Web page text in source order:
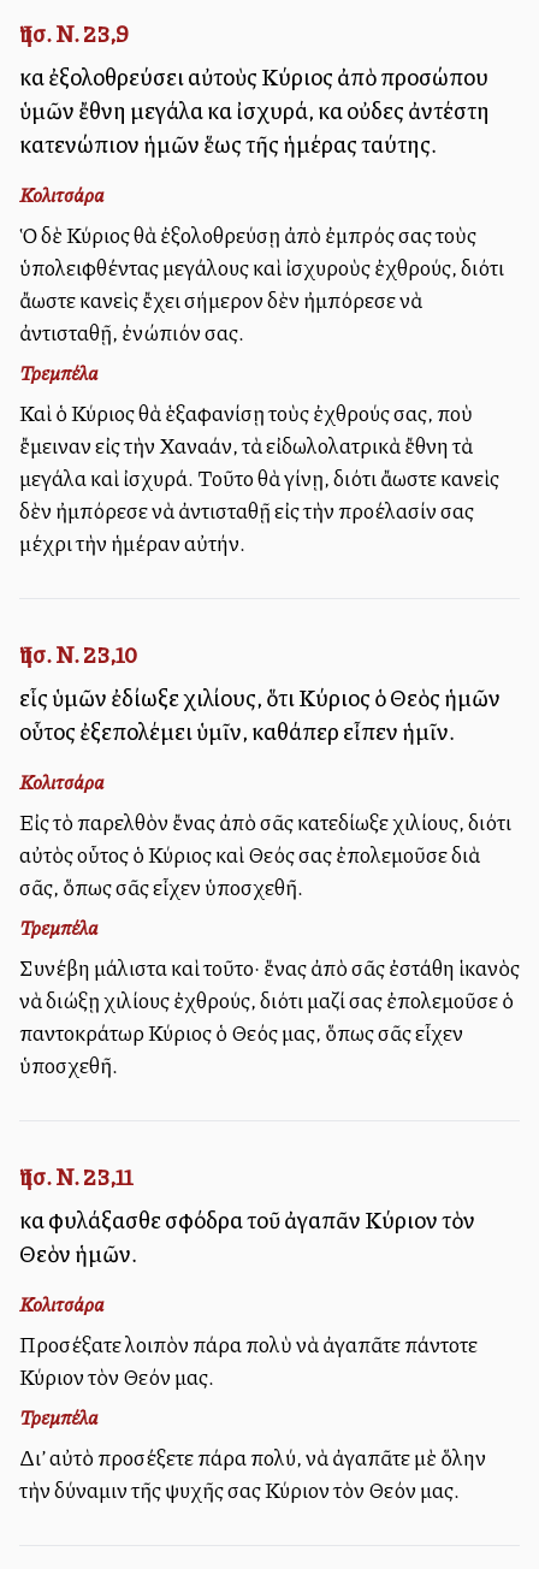
Ἰησ. Ν. 23,9
καὶ ἐξολοθρεύσει αὐτοὺς Κύριος ἀπὸ προσώπου
ὑμῶν ἔθνη μεγάλα καὶ ἰσχυρά, καὶ οὐδεὶς ἀντέστη
κατενώπιον ἡμῶν ἕως τῆς ἡμέρας ταύτης.
Κολιτσάρα
Ὁ δὲ Κύριος θὰ ἐξολοθρεύσῃ ἀπὸ ἐμπρός σας τοὺς
ὑπολειφθέντας μεγάλους καὶ ἰσχυροὺς ἐχθρούς, διότι
ἄλλωστε κανεὶς ἔχει σήμερον δὲν ἠμπόρεσε νὰ
ἀντισταθῇ, ἐνώπιόν σας.
Τρεμπέλα
Καὶ ὁ Κύριος θὰ ἑξαφανίσῃ τοὺς ἐχθρούς σας, ποὺ
ἔμειναν εἰς τὴν Χαναάν, τὰ εἰδωλολατρικὰ ἔθνη τὰ
μεγάλα καὶ ἰσχυρά. Τοῦτο θὰ γίνῃ, διότι ἄλλωστε κανεὶς
δὲν ἠμπόρεσε νὰ ἀντισταθῇ εἰς τὴν προέλασίν σας
μέχρι τὴν ἡμέραν αὐτήν.
Ἰησ. Ν. 23,10
εἷς ὑμῶν ἐδίωξε χιλίους, ὅτι Κύριος ὁ Θεὸς ἡμῶν
οὗτος ἐξεπολέμει ὑμῖν, καθάπερ εἶπεν ἡμῖν.
Κολιτσάρα
Εἰς τὸ παρελθὸν ἔνας ἀπὸ σᾶς κατεδίωξε χιλίους, διότι
αὐτὸς οὗτος ὁ Κύριος καὶ Θεός σας ἐπολεμοῦσε διὰ
σᾶς, ὅπως σᾶς εἶχεν ὑποσχεθῆ.
Τρεμπέλα
Συνέβη μάλιστα καὶ τοῦτο· ἕνας ἀπὸ σᾶς ἐστάθη ἱκανὸς
νὰ διώξῃ χιλίους ἐχθρούς, διότι μαζί σας ἐπολεμοῦσε ὁ
παντοκράτωρ Κύριος ὁ Θεός μας, ὅπως σᾶς εἶχεν
ὑποσχεθῆ.
Ἰησ. Ν. 23,11
καὶ φυλάξασθε σφόδρα τοῦ ἀγαπᾶν Κύριον τὸν
Θεὸν ἡμῶν.
Κολιτσάρα
Προσέξατε λοιπὸν πάρα πολὺ νὰ ἀγαπᾶτε πάντοτε
Κύριον τὸν Θεόν μας.
Τρεμπέλα
Δι’ αὐτὸ προσέξετε πάρα πολύ, νὰ ἀγαπᾶτε μὲ ὅλην
τὴν δύναμιν τῆς ψυχῆς σας Κύριον τὸν Θεόν μας.